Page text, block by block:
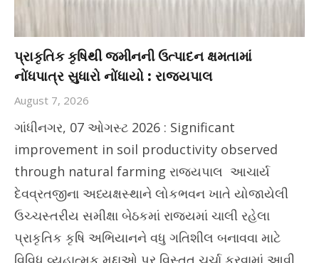
પ્રાકૃતિક કૃષિથી જમીનની ઉત્પાદન ક્ષમતામાં
નોંધપાત્ર સુધારો નોંધાયો : રાજ્યપાલ
August 7, 2026
ગાંધીનગર, 07 ઓગસ્ટ 2026 : Significant
improvement in soil productivity observed
through natural farming રાજ્યપાલ આચાર્ય
દેવવ્રતજીના અધ્યક્ષસ્થાને લોકભવન ખાતે યોજાયેલી
ઉચ્ચસ્તરીય સમીક્ષા બેઠકમાં રાજ્યમાં ચાલી રહેલા
પ્રાકૃતિક કૃષિ અભિયાનને વધુ ગતિશીલ બનાવવા માટે